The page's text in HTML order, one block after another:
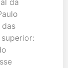
da
das